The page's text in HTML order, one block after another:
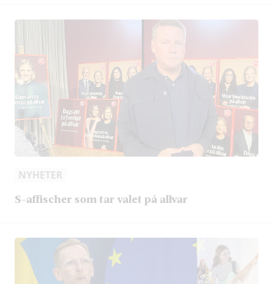
NYHETER
S-affischer som tar valet på allvar